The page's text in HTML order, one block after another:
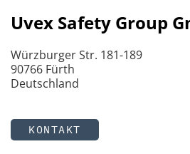
Uvex Safety Group
Würzburger Str. 181-189
90766 Fürth
Deutschland
KONTAKT